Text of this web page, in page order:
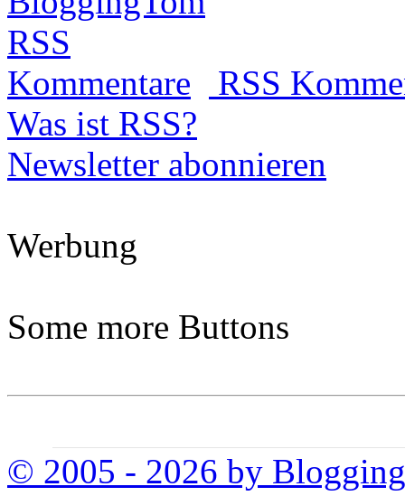
RSS
Was ist RSS?
Newsletter abonnieren
Werbung
Some more Buttons
© 2005 - 2026 by